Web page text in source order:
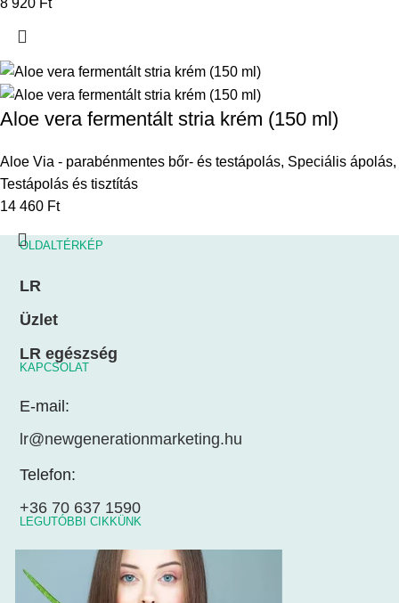
8 920 Ft
Aloe vera fermentált stria krém (150 ml)
Aloe Via - parabénmentes bőr- és testápolás, Speciális ápolás,
Testápolás és tisztítás
14 460 Ft
OLDALTÉRKÉP
LR
Üzlet
LR egészség
KAPCSOLAT
E-mail:
lr@newgenerationmarketing.hu
Telefon:
+36 70 637 1590
LEGUTÓBBI CIKKÜNK